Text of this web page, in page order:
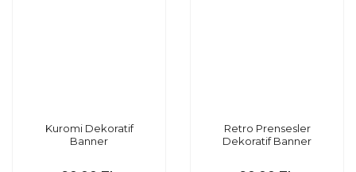
Kuromi Dekoratif
Banner
Retro Prensesler
Dekoratif Banner